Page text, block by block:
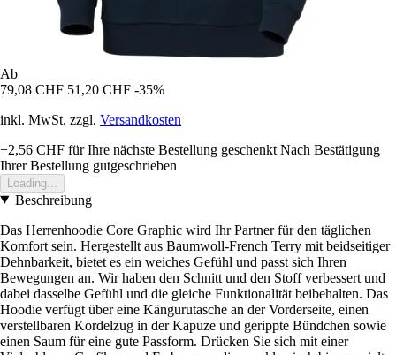
Ab
79,08 CHF 51,20 CHF -35%
inkl. MwSt. zzgl. Versandkosten
+2,56 CHF für Ihre nächste Bestellung geschenkt Nach Bestätigung
Ihrer Bestellung gutgeschrieben
Loading...
Beschreibung
Das Herrenhoodie Core Graphic wird Ihr Partner für den täglichen
Komfort sein. Hergestellt aus Baumwoll-French Terry mit beidseitiger
Dehnbarkeit, bietet es ein weiches Gefühl und passt sich Ihren
Bewegungen an. Wir haben den Schnitt und den Stoff verbessert und
dabei dasselbe Gefühl und die gleiche Funktionalität beibehalten. Das
Hoodie verfügt über eine Kängurutasche an der Vorderseite, einen
verstellbaren Kordelzug in der Kapuze und gerippte Bündchen sowie
einen Saum für eine gute Passform. Drücken Sie sich mit einer